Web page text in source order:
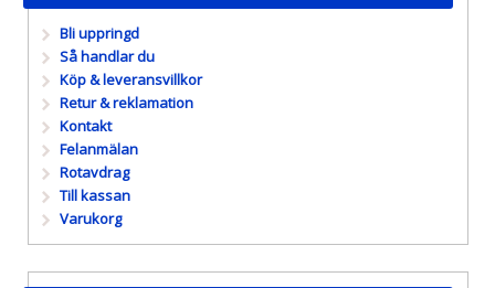
Bli uppringd
Så handlar du
Köp & leveransvillkor
Retur & reklamation
Kontakt
Felanmälan
Rotavdrag
Till kassan
Varukorg